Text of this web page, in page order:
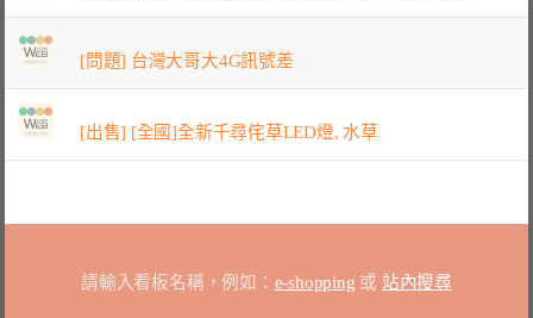
[問題] 台灣大哥大4G訊號差
[出售] [全國]全新千尋侘草LED燈, 水草
請輸入看板名稱，例如： e-shopping 或 站內搜尋